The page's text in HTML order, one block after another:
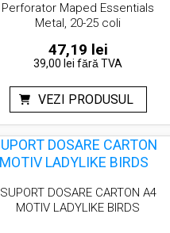
Perforator Maped Essentials
Metal, 20-25 coli
47,19 lei
39,00 leifără TVA
VEZI PRODUSUL
SUPORT DOSARE CARTON A4
MOTIV LADYLIKE BIRDS